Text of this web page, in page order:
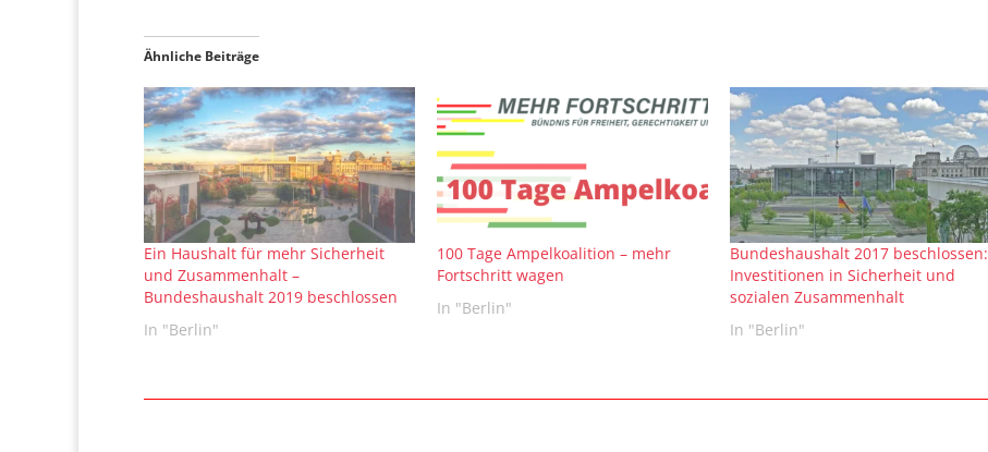
Ähnliche Beiträge
Ein Haushalt für mehr Sicherheit
und Zusammenhalt –
Bundeshaushalt 2019 beschlossen
In "Berlin"
100 Tage Ampelkoalition – mehr
Fortschritt wagen
In "Berlin"
Bundeshaushalt 2017 beschlossen:
Investitionen in Sicherheit und
sozialen Zusammenhalt
In "Berlin"